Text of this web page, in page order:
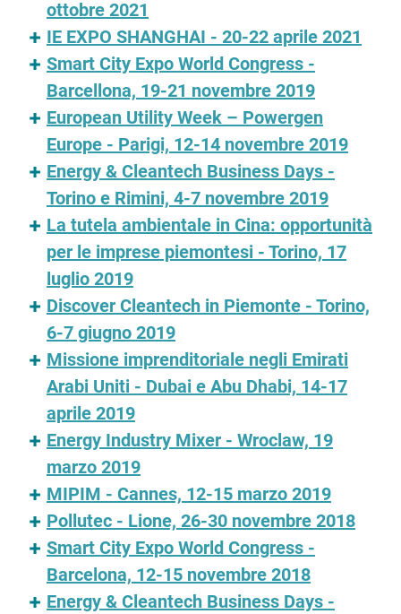
ottobre 2021
IE EXPO SHANGHAI - 20-22 aprile 2021
Smart City Expo World Congress -
Barcellona, 19-21 novembre 2019
European Utility Week – Powergen
Europe - Parigi, 12-14 novembre 2019
Energy & Cleantech Business Days -
Torino e Rimini, 4-7 novembre 2019
La tutela ambientale in Cina: opportunità
per le imprese piemontesi - Torino, 17
luglio 2019
Discover Cleantech in Piemonte - Torino,
6-7 giugno 2019
Missione imprenditoriale negli Emirati
Arabi Uniti - Dubai e Abu Dhabi, 14-17
aprile 2019
Energy Industry Mixer - Wroclaw, 19
marzo 2019
MIPIM - Cannes, 12-15 marzo 2019
Pollutec - Lione, 26-30 novembre 2018
Smart City Expo World Congress -
Barcelona, 12-15 novembre 2018
Energy & Cleantech Business Days -